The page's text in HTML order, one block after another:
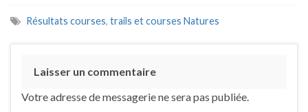
Résultats courses, trails et courses Natures
Laisser un commentaire
Votre adresse de messagerie ne sera pas publiée.